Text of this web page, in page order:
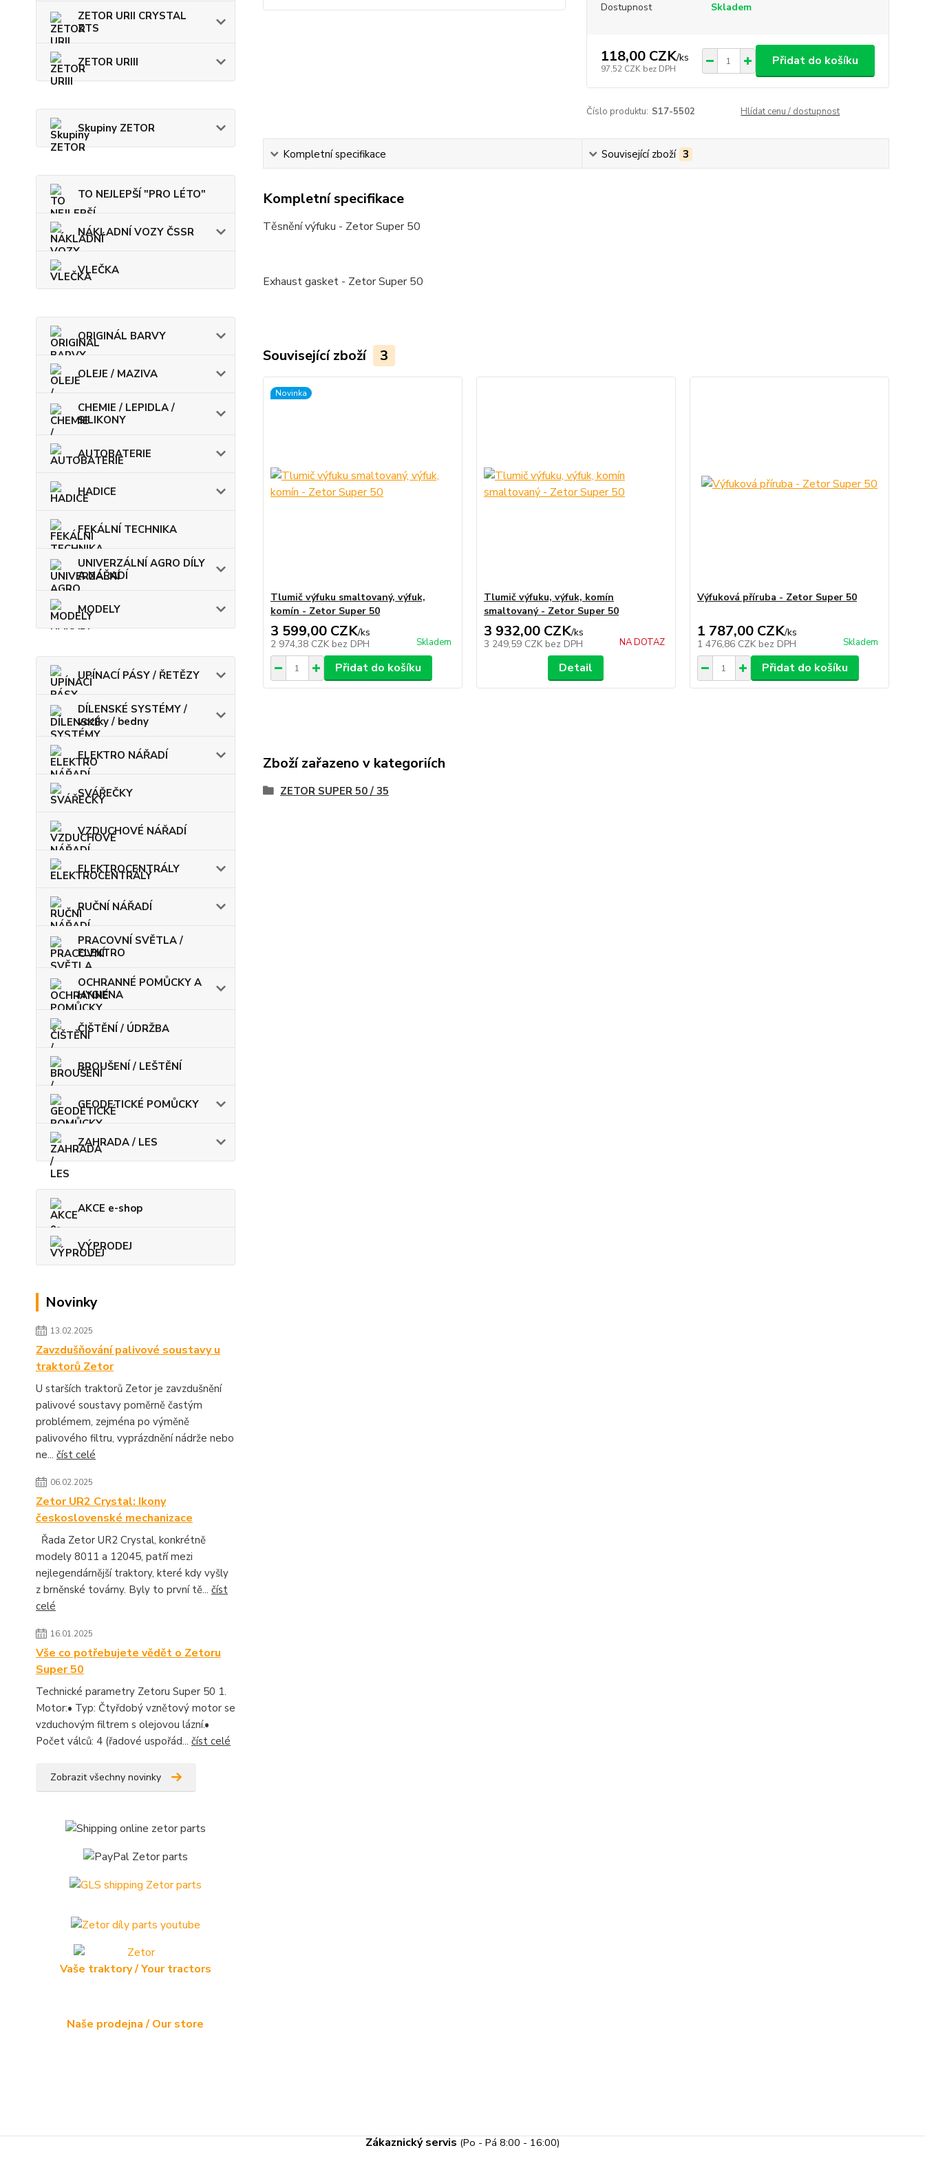
ZETOR URII CRYSTAL
ZTS
ZETOR URIII
Skupiny ZETOR
TO NEJLEPŠÍ "PRO LÉTO"
NÁKLADNÍ VOZY ČSSR
VLEČKA
ORIGINÁL BARVY
OLEJE / MAZIVA
CHEMIE / LEPIDLA /
SILIKONY
AUTOBATERIE
HADICE
FEKÁLNÍ TECHNIKA
UNIVERZÁLNÍ AGRO DÍLY
A NÁŘADÍ
MODELY
UPÍNACÍ PÁSY / ŘETĚZY
DÍLENSKÉ SYSTÉMY /
vozíky / bedny
ELEKTRO NÁŘADÍ
SVÁŘEČKY
VZDUCHOVÉ NÁŘADÍ
ELEKTROCENTRÁLY
RUČNÍ NÁŘADÍ
PRACOVNÍ SVĚTLA /
ELEKTRO
OCHRANNÉ POMŮCKY A
HYGIENA
ČIŠTĚNÍ / ÚDRŽBA
BROUŠENÍ / LEŠTĚNÍ
GEODETICKÉ POMŮCKY
ZAHRADA / LES
AKCE e-shop
VÝPRODEJ
Novinky
13.02.2025
Zavzdušňování palivové soustavy u
traktorů Zetor
U starších traktorů Zetor je zavzdušnění
palivové soustavy poměrně častým
problémem, zejména po výměně
palivového filtru, vyprázdnění nádrže nebo
ne... číst celé
06.02.2025
Zetor UR2 Crystal: Ikony
československé mechanizace
Řada Zetor UR2 Crystal, konkrétně
modely 8011 a 12045, patří mezi
nejlegendárnější traktory, které kdy vyšly
z brněnské továrny. Byly to první tě... číst
celé
16.01.2025
Vše co potřebujete vědět o Zetoru
Super 50
Technické parametry Zetoru Super 50 1.
Motor:• Typ: Čtyřdobý vznětový motor se
vzduchovým filtrem s olejovou lázní.•
Počet válců: 4 (řadové uspořád... číst celé
Zobrazit všechny novinky
Vaše traktory / Your tractors
Naše prodejna / Our store
Dostupnost Skladem
118,00 CZK/ks
97,52 CZK bez DPH
Přidat do košíku
Číslo produktu: S17-5502 Hlídat cenu / dostupnost
Kompletní specifikace Související zboží 3
Kompletní specifikace
Těsnění výfuku - Zetor Super 50
Exhaust gasket - Zetor Super 50
Související zboží 3
Novinka
Tlumič výfuku smaltovaný, výfuk,
komín - Zetor Super 50
3 599,00 CZK/ks
2 974,38 CZK bez DPH Skladem
Přidat do košíku
Tlumič výfuku, výfuk, komín
smaltovaný - Zetor Super 50
3 932,00 CZK/ks
3 249,59 CZK bez DPH NA DOTAZ
Detail
Výfuková příruba - Zetor Super 50
1 787,00 CZK/ks
1 476,86 CZK bez DPH Skladem
Přidat do košíku
Zboží zařazeno v kategoriích
ZETOR SUPER 50 / 35
Zákaznický servis (Po - Pá 8:00 - 16:00)